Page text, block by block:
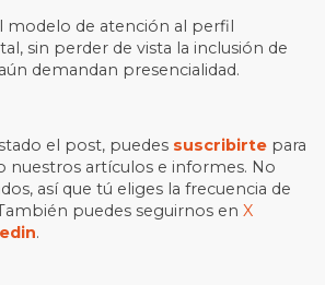
modelo de atención al perfil
sin perder de vista la inclusión de
demandan presencialidad.
el post, puedes suscribirte para
nuestros artículos e informes. No
así que tú eliges la frecuencia de
puedes seguirnos enX
.